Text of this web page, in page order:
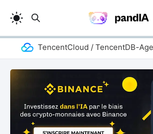
TencentCloud / TencentDB-